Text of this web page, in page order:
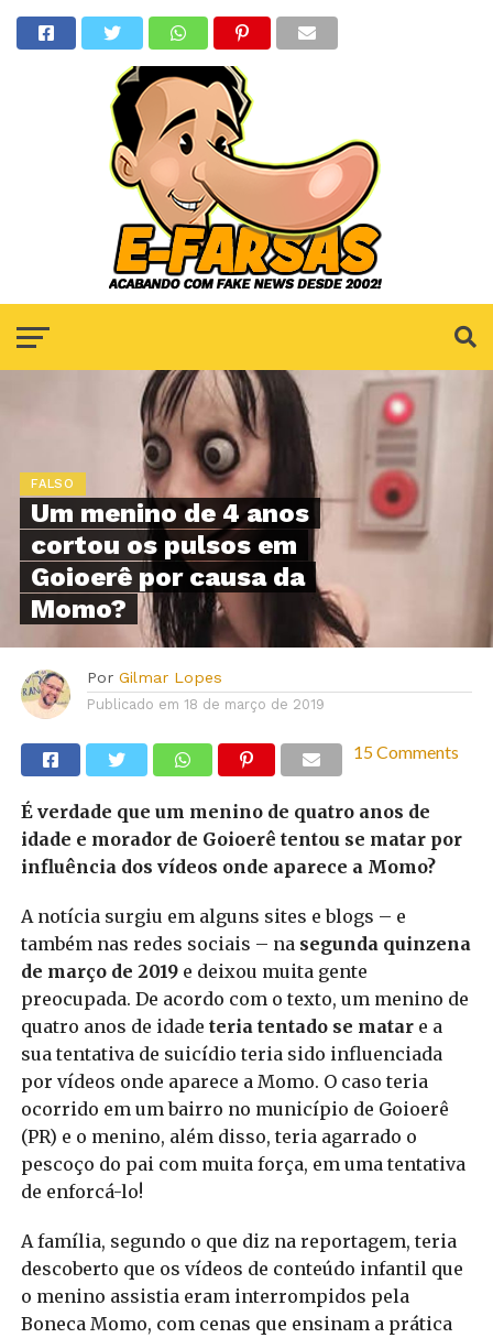
FALSO
Um menino de 4 anos
cortou os pulsos em
Goioerê por causa da
Momo?
Por Gilmar Lopes
Publicado em 18 de março de 2019
15 Comments
É verdade que um menino de quatro anos de
idade e morador de Goioerê tentou se matar por
influência dos vídeos onde aparece a Momo?
A notícia surgiu em alguns sites e blogs – e
também nas redes sociais – na segunda quinzena
de março de 2019e deixou muita gente
preocupada. De acordo com o texto, um menino de
quatro anos de idade teria tentado se matare a
sua tentativa de suicídio teria sido influenciada
por vídeos onde aparece a Momo. O caso teria
ocorrido em um bairro no município de Goioerê
(PR) e o menino, além disso, teria agarrado o
pescoço do pai com muita força, em uma tentativa
de enforcá-lo!
A família, segundo o que diz na reportagem, teria
descoberto que os vídeos de conteúdo infantil que
o menino assistia eram interrompidos pela
Boneca Momo, com cenas que ensinam a prática